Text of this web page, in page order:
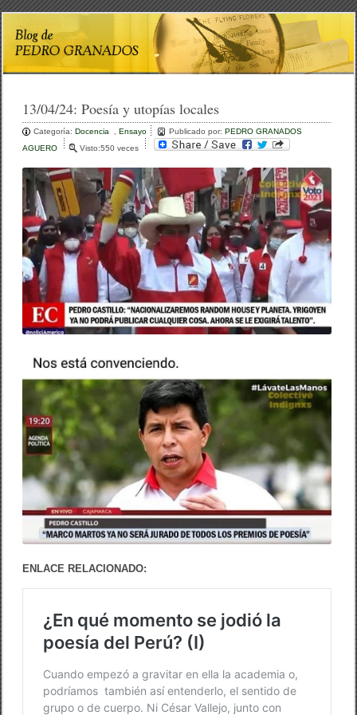
13/04/24:Poesía y utopías locales
Categoría:Docencia ,Ensayo Publicado por:PEDRO GRANADOS
AGUERO
Visto:550 veces
ENLACE RELACIONADO: